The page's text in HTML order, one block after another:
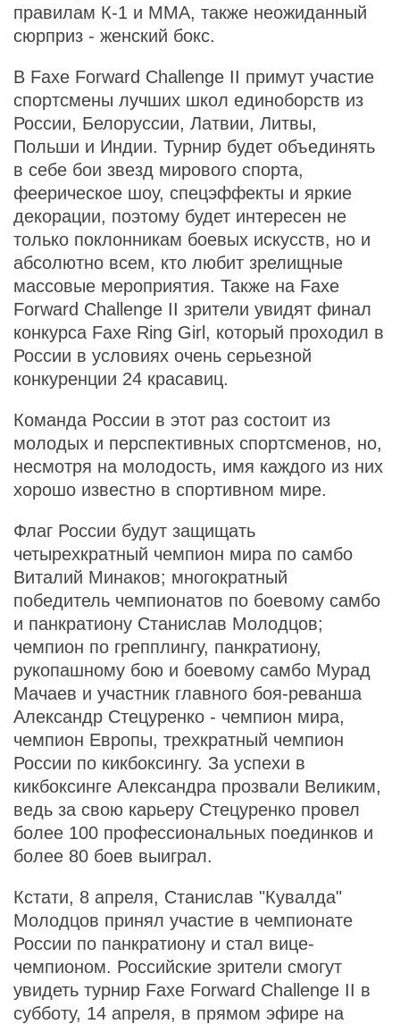
правилам К-1 и ММА, также неожиданный
сюрприз - женский бокс.
В Faxe Forward Challenge II примут участие
спортсмены лучших школ единоборств из
России, Белоруссии, Латвии, Литвы,
Польши и Индии. Турнир будет объединять
в себе бои звезд мирового спорта,
феерическое шоу, спецэффекты и яркие
декорации, поэтому будет интересен не
только поклонникам боевых искусств, но и
абсолютно всем, кто любит зрелищные
массовые мероприятия. Также на Faxe
Forward Challenge II зрители увидят финал
конкурса Faxe Ring Girl, который проходил в
России в условиях очень серьезной
конкуренции 24 красавиц.
Команда России в этот раз состоит из
молодых и перспективных спортсменов, но,
несмотря на молодость, имя каждого из них
хорошо известно в спортивном мире.
Флаг России будут защищать
четырехкратный чемпион мира по самбо
Виталий Минаков; многократный
победитель чемпионатов по боевому самбо
и панкратиону Станислав Молодцов;
чемпион по грепплингу, панкратиону,
рукопашному бою и боевому самбо Мурад
Мачаев и участник главного боя-реванша
Александр Стецуренко - чемпион мира,
чемпион Европы, трехкратный чемпион
России по кикбоксингу. За успехи в
кикбоксинге Александра прозвали Великим,
ведь за свою карьеру Стецуренко провел
более 100 профессиональных поединков и
более 80 боев выиграл.
Кстати, 8 апреля, Станислав "Кувалда"
Молодцов принял участие в чемпионате
России по панкратиону и стал вице-
чемпионом. Российские зрители смогут
увидеть турнир Faxe Forward Challenge II в
субботу, 14 апреля, в прямом эфире на